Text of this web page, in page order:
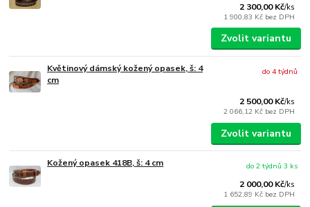
2 300,00 Kč/ks
1 900,83 Kč bez DPH
Zvolit variantu
Květinový dámský kožený opasek, š: 4
cm
2 500,00 Kč/ks
2 066,12 Kč bez DPH
do 4 týdnů
Zvolit variantu
Kožený opasek 418B, š: 4 cm
2 000,00 Kč/ks
1 652,89 Kč bez DPH
do 2 týdnů 3 ks